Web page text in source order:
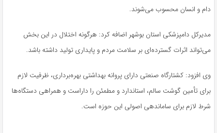
دام و انسان محسوب می‌شوند.
مدیرکل دامپزشکی استان بوشهر اضافه کرد: هرگونه اختلال در این بخش
می‌تواند اثرات گسترده‌ای بر سلامت مردم و پایداری تولید داشته باشد.
وی افزود: کشتارگاه صنعتی دارای پروانه بهداشتی بهره‌برداری، ظرفیت لازم
برای تأمین گوشت سالم، استاندارد و مطمئن را داراست و همراهی دستگاه‌ها
شرط لازم برای ساماندهی اصولی این حوزه است.